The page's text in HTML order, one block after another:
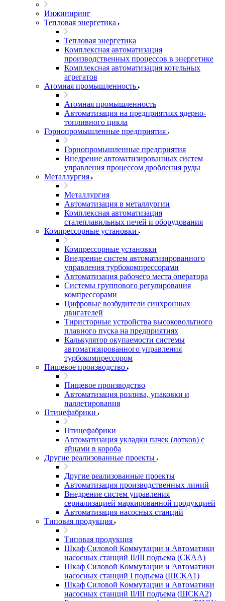
Инжиниринг
Тепловая энергетика
Тепловая энергетика
Комплексная автоматизация
производственных процессов в энергетике
Комплексная автоматизация котельных
агрегатов
Атомная промышленность
Атомная промышленность
Автоматизация на предприятиях ядерно-
топливного цикла
Горнопромышленные предприятия
Горнопромышленные предприятия
Внедрение автоматизированных систем
управления процессом дробления руды
Металлургия
Металлургия
Автоматизация в металлургии
Комплексная автоматизация
сталеплавильных печей и оборудования
Компрессорные установки
Компрессорные установки
Внедрение систем автоматизированного
управления турбокомпрессорами
Автоматизация рабочего места оператора
Системы группового регулирования
компрессорами
Цифровые возбудители синхронных
двигателей
Тиристорные устройства высоковольтного
плавного пуска на предприятиях
Калькулятор окупаемости системы
автоматизированного управления
турбокомпрессором
Пищевое производство
Пищевое производство
Автоматизация розлива, упаковки и
паллетирования
Птицефабрики
Птицефабрики
Автоматизация укладки пачек (лотков) с
яйцами в короба
Другие реализованные проекты
Другие реализованные проекты
Автоматизация производственных линий
Внедрение систем управления
сериализацией маркированной продукцией
Автоматизация насосных станций
Типовая продукция
Типовая продукция
Шкаф Силовой Коммутации и Автоматики
насосных станций II/III подъема (СКАА)
Шкаф Силовой Коммутации и Автоматики
насосных станций I подъема (ШСКА1)
Шкаф Силовой Коммутации и Автоматики
насосных станций II/III подъема (ШСКА2)